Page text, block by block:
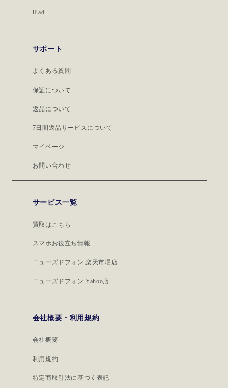
iPad
サポート
よくある質問
保証について
返品について
7日間返品サービスについて
マイページ
お問い合わせ
サービス一覧
買取はこちら
スマホお役立ち情報
ニューズドフォン 楽天市場店
ニューズドフォン Yahoo店
会社概要・利用規約
会社概要
利用規約
特定商取引法に基づく表記